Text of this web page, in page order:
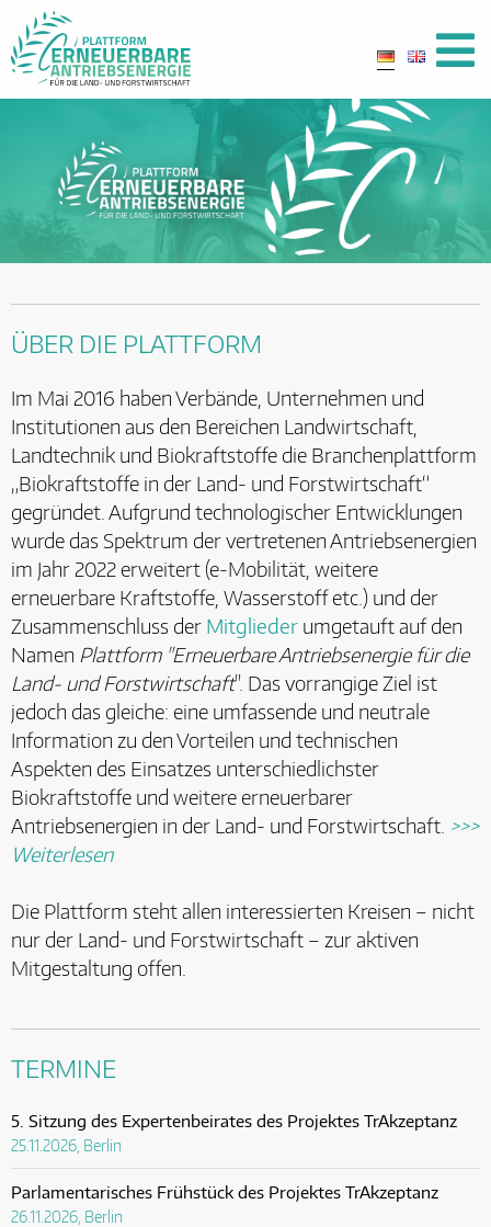
ÜBER DIE PLATTFORM
Im Mai 2016 haben Verbände, Unternehmen und
Institutionen aus den Bereichen Landwirtschaft,
Landtechnik und Biokraftstoffe die Branchenplattform
„Biokraftstoffe in der Land- und Forstwirtschaft“
gegründet. Aufgrund technologischer Entwicklungen
wurde das Spektrum der vertretenen Antriebsenergien
im Jahr 2022 erweitert (e-Mobilität, weitere
erneuerbare Kraftstoffe, Wasserstoff etc.) und der
Zusammenschluss der Mitglieder umgetauft auf den
Namen Plattform "Erneuerbare Antriebsenergie für die
Land- und Forstwirtschaft". Das vorrangige Ziel ist
jedoch das gleiche: eine umfassende und neutrale
Information zu den Vorteilen und technischen
Aspekten des Einsatzes unterschiedlichster
Biokraftstoffe und weitere erneuerbarer
Antriebsenergien in der Land- und Forstwirtschaft. >>>
Weiterlesen
Die Plattform steht allen interessierten Kreisen – nicht
nur der Land- und Forstwirtschaft – zur aktiven
Mitgestaltung offen.
TERMINE
5. Sitzung des Expertenbeirates des Projektes TrAkzeptanz
25.11.2026, Berlin
Parlamentarisches Frühstück des Projektes TrAkzeptanz
26.11.2026, Berlin